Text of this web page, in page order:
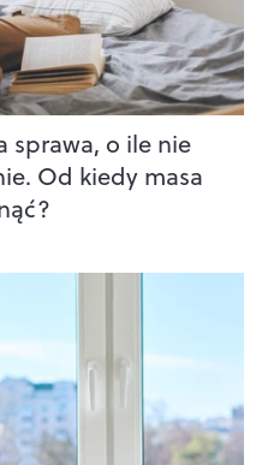
sprawa, o ile nie
Od kiedy masa